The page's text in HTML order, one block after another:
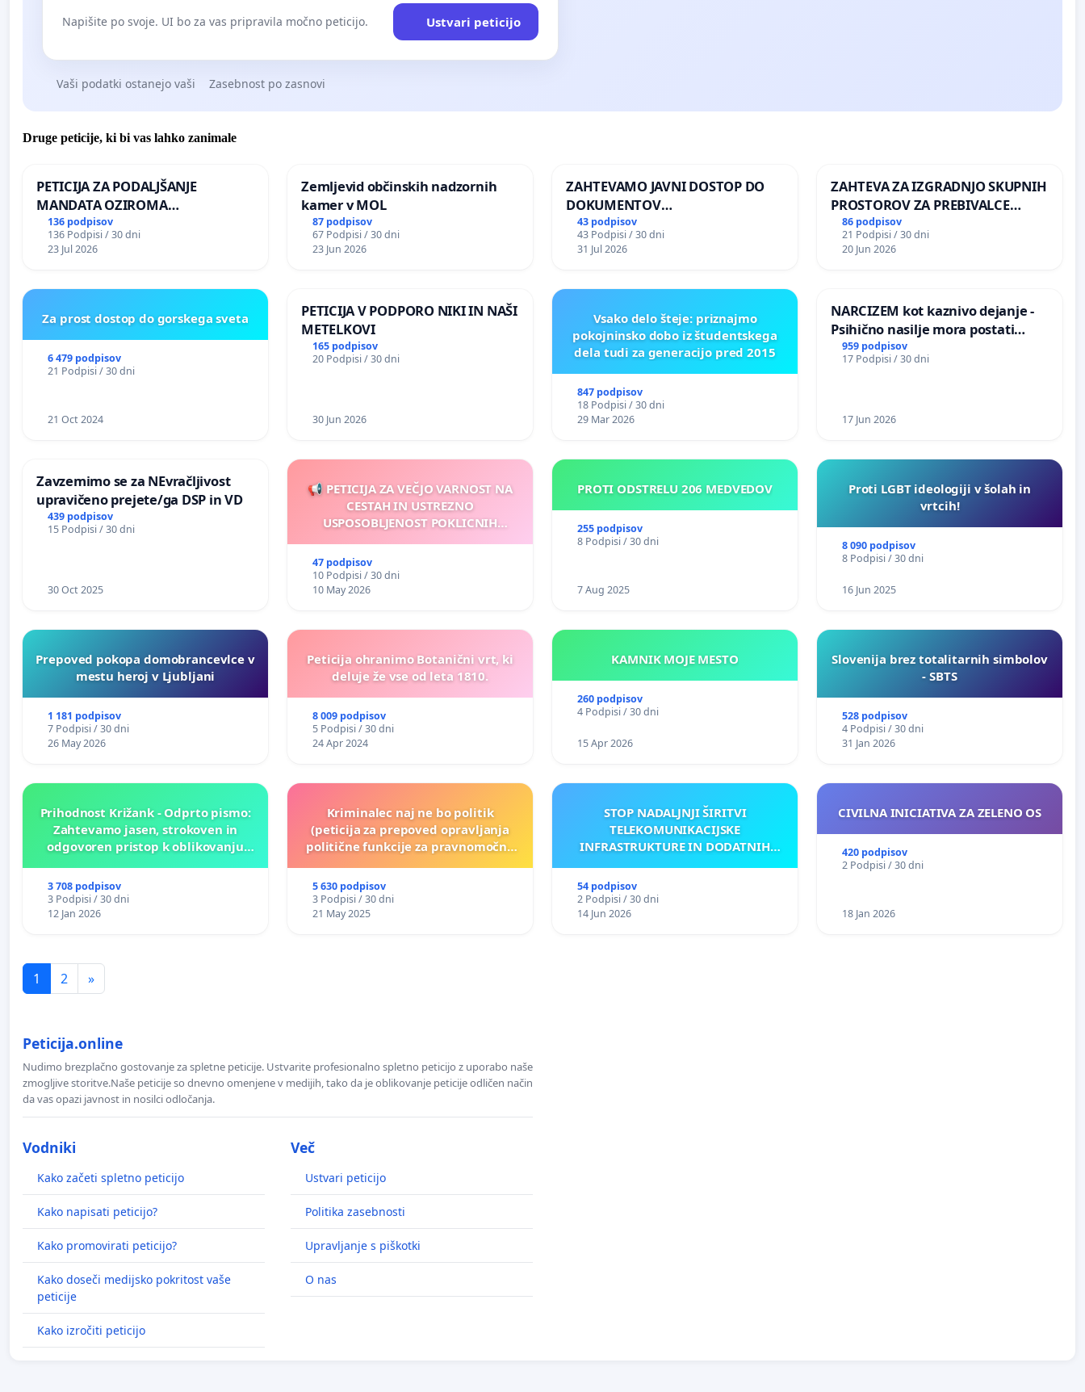
Napišite po svoje. UI bo za vas pripravila močno peticijo. Ustvari peticijo
Vaši podatki ostanejo vaši Zasebnost po zasnovi
Druge peticije, ki bi vas lahko zanimale
PETICIJA ZA PODALJŠANJE
MANDATA OZIROMA
ČIMPREJŠNJO PONOVNO
NAPOTITEV GOSPODA BERNARDA
ŠRAJNERJA NA VELEPOSLANIŠTVO
136 podpisov
136 Podpisi / 30 dni
23 Jul 2026
Zemljevid občinskih nadzornih
kamer v MOL
87 podpisov
67 Podpisi / 30 dni
23 Jun 2026
ZAHTEVAMO JAVNI DOSTOP DO
DOKUMENTOV
PARLAMENTARNIH
PREISKOVALNIH KOMISIJ O
ILEGALNI TRGOVINI Z OROŽJEM
43 podpisov
43 Podpisi / 30 dni
31 Jul 2026
ZAHTEVA ZA IZGRADNJO SKUPNIH
PROSTOROV ZA PREBIVALCE
KRAJEVNE SKUPNOSTI
PRESTRANEK
86 podpisov
21 Podpisi / 30 dni
20 Jun 2026
Za prost dostop do gorskega sveta
6 479 podpisov
21 Podpisi / 30 dni
21 Oct 2024
PETICIJA V PODPORO NIKI IN NAŠI
METELKOVI
165 podpisov
20 Podpisi / 30 dni
30 Jun 2026
Vsako delo šteje: priznajmo
pokojninsko dobo iz študentskega
dela tudi za generacijo pred 2015
847 podpisov
18 Podpisi / 30 dni
29 Mar 2026
NARCIZEM kot kaznivo dejanje -
Psihično nasilje mora postati
enako prepoznano kot fizično
nasilje
959 podpisov
17 Podpisi / 30 dni
17 Jun 2026
Zavzemimo se za NEvračljivost
upravičeno prejete/ga DSP in VD
439 podpisov
15 Podpisi / 30 dni
30 Oct 2025
📢 PETICIJA ZA VEČJO VARNOST NA
CESTAH IN USTREZNO
USPOSOBLJENOST POKLICNIH
47 podpisov
10 Podpisi / 30 dni
10 May 2026
PROTI ODSTRELU 206 MEDVEDOV
255 podpisov
8 Podpisi / 30 dni
7 Aug 2025
Proti LGBT ideologiji v šolah in
vrtcih!
8 090 podpisov
8 Podpisi / 30 dni
16 Jun 2025
Prepoved pokopa domobrancevlce v
mestu heroj v Ljubljani
1 181 podpisov
7 Podpisi / 30 dni
26 May 2026
Peticija ohranimo Botanični vrt, ki
deluje že vse od leta 1810.
8 009 podpisov
5 Podpisi / 30 dni
24 Apr 2024
KAMNIK MOJE MESTO
260 podpisov
4 Podpisi / 30 dni
15 Apr 2026
Slovenija brez totalitarnih simbolov
- SBTS
528 podpisov
4 Podpisi / 30 dni
31 Jan 2026
Prihodnost Križank - Odprto pismo:
Zahtevamo jasen, strokoven in
odgovoren pristop k oblikovanju
3 708 podpisov
3 Podpisi / 30 dni
12 Jan 2026
Kriminalec naj ne bo politik
(peticija za prepoved opravljanja
politične funkcije za pravnomočno
5 630 podpisov
3 Podpisi / 30 dni
21 May 2025
STOP NADALJNJI ŠIRITVI
TELEKOMUNIKACIJSKE
INFRASTRUKTURE IN DODATNIH
54 podpisov
2 Podpisi / 30 dni
14 Jun 2026
CIVILNA INICIATIVA ZA ZELENO OS
420 podpisov
2 Podpisi / 30 dni
18 Jan 2026
1 2 »
Peticija.online
Nudimo brezplačno gostovanje za spletne peticije. Ustvarite profesionalno spletno peticijo z uporabo naše
zmogljive storitve.Naše peticije so dnevno omenjene v medijih, tako da je oblikovanje peticije odličen način
da vas opazi javnost in nosilci odločanja.
Vodniki
Kako začeti spletno peticijo
Kako napisati peticijo?
Kako promovirati peticijo?
Kako doseči medijsko pokritost vaše
peticije
Kako izročiti peticijo
Več
Ustvari peticijo
Politika zasebnosti
Upravljanje s piškotki
O nas